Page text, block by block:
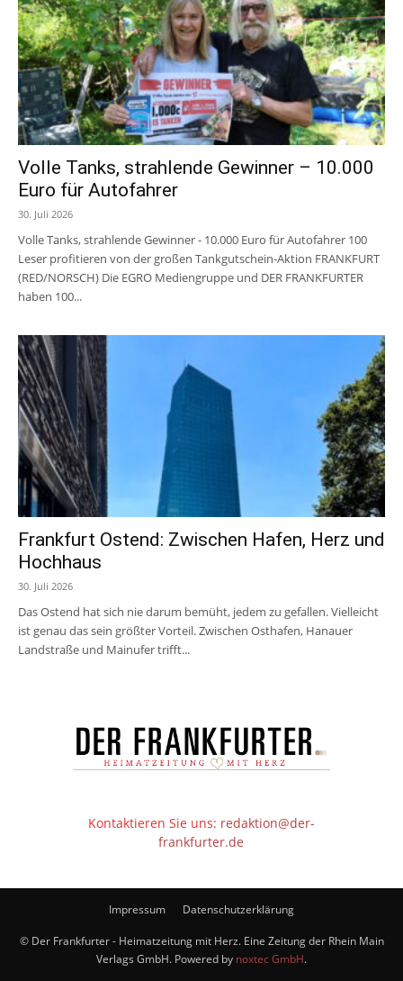
Volle Tanks, strahlende Gewinner – 10.000
Euro für Autofahrer
30. Juli 2026
Volle Tanks, strahlende Gewinner - 10.000 Euro für Autofahrer 100
Leser profitieren von der großen Tankgutschein-Aktion FRANKFURT
(RED/NORSCH) Die EGRO Mediengruppe und DER FRANKFURTER
haben 100...
Frankfurt Ostend: Zwischen Hafen, Herz und
Hochhaus
30. Juli 2026
Das Ostend hat sich nie darum bemüht, jedem zu gefallen. Vielleicht
ist genau das sein größter Vorteil. Zwischen Osthafen, Hanauer
Landstraße und Mainufer trifft...
Kontaktieren Sie uns: redaktion@der-
frankfurter.de
Impressum Datenschutzerklärung
© Der Frankfurter - Heimatzeitung mit Herz. Eine Zeitung der Rhein Main
Verlags GmbH. Powered by noxtec GmbH.